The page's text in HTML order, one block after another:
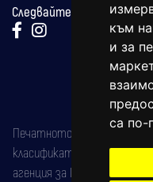
към
и за
са по-
Следвайте ни:
Печатното издание на
класификатор на
агенция за ISSN) под номер: